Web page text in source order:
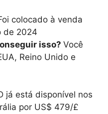
colocado à venda
de 2024
isso? Você
Reino Unido e
já está disponível nos
por US$ 479/£